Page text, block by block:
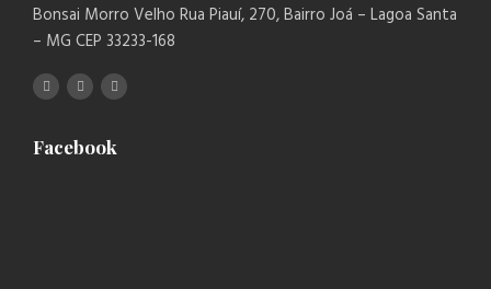
Bonsai Morro Velho Rua Piauí, 270, Bairro Joá – Lagoa Santa
– MG CEP 33233-168
Facebook